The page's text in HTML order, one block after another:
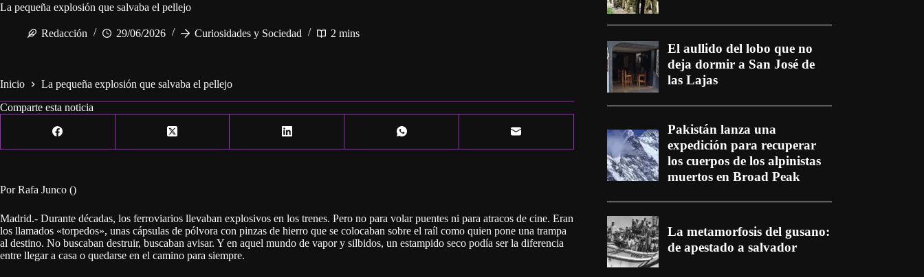
La pequeña explosión que salvaba el pellejo
Redacción 29/06/2026 Curiosidades y Sociedad 2 mins
Inicio
La pequeña explosión que salvaba el pellejo
Comparte esta noticia
Por Rafa Junco ()
Madrid.- Durante décadas, los ferroviarios llevaban explosivos en los trenes. Pero no para volar puentes ni para atracos de cine. Eran
los llamados «torpedos», unas cápsulas de pólvora con pinzas de hierro que se colocaban sobre el raíl como quien pone una trampa
al destino. No buscaban destruir, buscaban avisar. Y en aquel mundo de vapor y silbidos, un estampido seco podía ser la diferencia
entre llegar a casa o quedarse en el camino para siempre.